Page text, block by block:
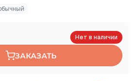
Нет в наличии
ЗАКАЗАТЬ